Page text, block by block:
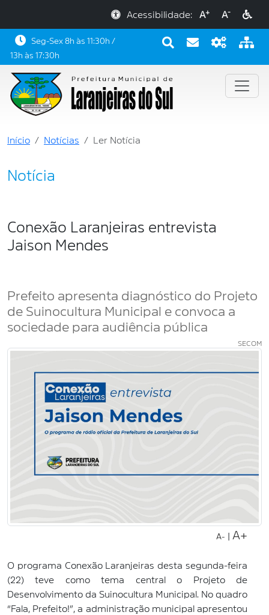
Acessibilidade: A+ A-
Seg-Sex 8h às 11:30h /
13h às 17:30h
Início Notícias Ler Notícia
Notícia
Conexão Laranjeiras entrevista
Jaison Mendes
Prefeito apresenta diagnóstico do Projeto
de Suinocultura Municipal e convoca a
sociedade para audiência pública
SECOM
A- A+
O programa Conexão Laranjeiras desta segunda-feira
(22) teve como tema central o Projeto de
Desenvolvimento da Suinocultura Municipal. No quadro
“Fala, Prefeito!”, a administração municipal apresentou